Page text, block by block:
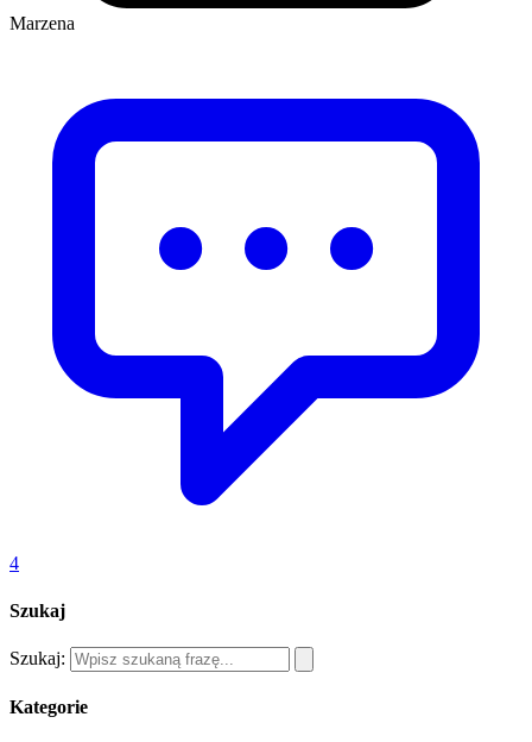
Marzena
4
Szukaj
Szukaj:
Kategorie